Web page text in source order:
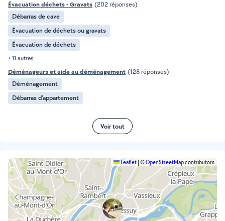
Évacuation déchets - Gravats (202 réponses)
Débarras de cave
Évacuation de déchets ou gravats
Évacuation de déchets
+ 11 autres
Déménageurs et aide au déménagement (128 réponses)
Déménagement
Débarras d'appartement
Voir tout
Leaflet ©OpenStreetMapcontributors